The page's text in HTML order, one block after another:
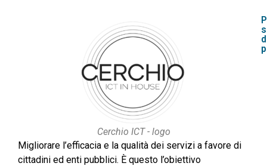
Cerchio ICT - logo
Migliorare l’efficacia e la qualità dei servizi a favore di
cittadini ed enti pubblici. È questo l’obiettivo